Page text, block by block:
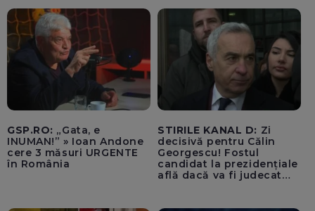
Sighiartău, primarul de la
Reșița și Florin Roman
GSP.RO: „Gata, e
INUMAN!” » Ioan Andone
cere 3 măsuri URGENTE
în România
STIRILE KANAL D: Zi
decisivă pentru Călin
Georgescu! Fostul
candidat la prezidențiale
află dacă va fi judecat